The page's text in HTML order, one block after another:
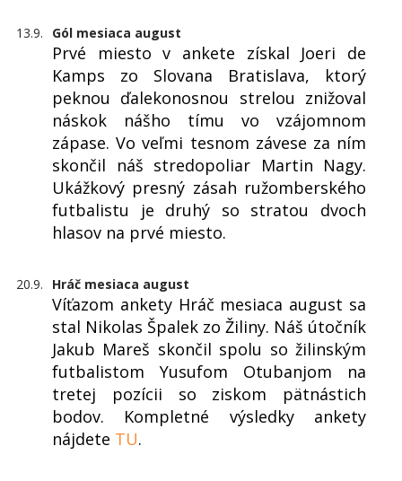
13.9. Gól mesiaca august
Prvé miesto v ankete získal Joeri de
Kamps zo Slovana Bratislava, ktorý
peknou ďalekonosnou strelou znižoval
náskok nášho tímu vo vzájomnom
zápase. Vo veľmi tesnom závese za ním
skončil náš stredopoliar Martin Nagy.
Ukážkový presný zásah ružomberského
futbalistu je druhý so stratou dvoch
hlasov na prvé miesto.
20.9. Hráč mesiaca august
Víťazom ankety Hráč mesiaca august sa
stal Nikolas Špalek zo Žiliny. Náš útočník
Jakub Mareš skončil spolu so žilinským
futbalistom Yusufom Otubanjom na
tretej pozícii so ziskom pätnástich
bodov. Kompletné výsledky ankety
nájdete TU.